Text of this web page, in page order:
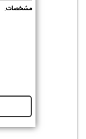
مشخصات: